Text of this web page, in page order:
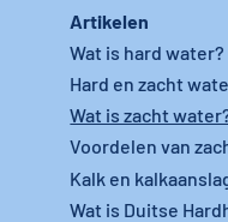
Artikelen
Wat is hard water?
Hard en zacht
Wat is zacht
Voordelen van
Kalk en
Wat is Duitse